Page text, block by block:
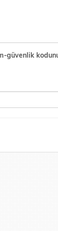
güvenlik